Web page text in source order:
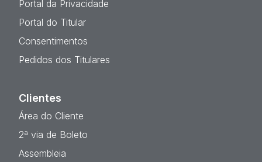
Portal da Privacidade
Portal do Titular
Consentimentos
Pedidos dos Titulares
Clientes
Área do Cliente
2ª via de Boleto
Assembleia